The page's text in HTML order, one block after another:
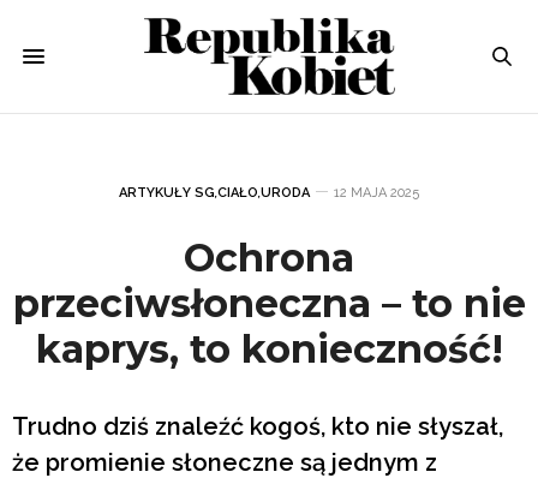
ARTYKUŁY SG,CIAŁO,URODA 12 MAJA 2025
Ochrona
przeciwsłoneczna – to nie
kaprys, to konieczność!
Trudno dziś znaleźć kogoś, kto nie słyszał,
że promienie słoneczne są jednym z